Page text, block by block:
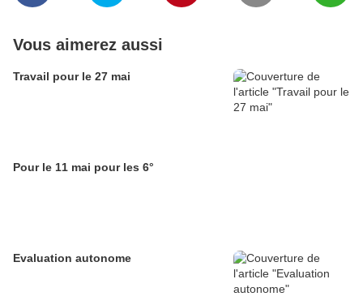
Vous aimerez aussi
Travail pour le 27 mai
Pour le 11 mai pour les 6°
Evaluation autonome